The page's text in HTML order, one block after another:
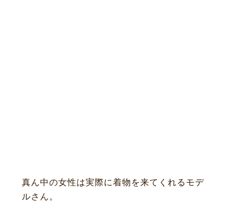
真ん中の女性は実際に着物を来てくれるモデ
ルさん。